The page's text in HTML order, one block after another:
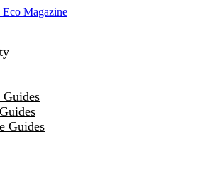
Guides
Guides